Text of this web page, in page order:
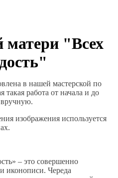
"Всех
в нашей мастерской по
такая работа от начала и до
вручную.
изображения используется
– это совершенно
иконописи. Череда